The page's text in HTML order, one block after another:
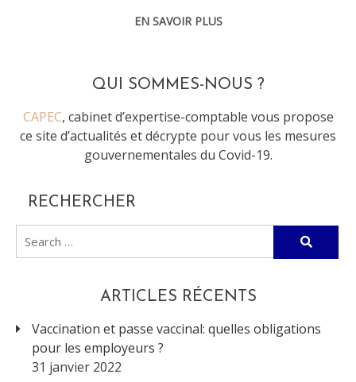
EN SAVOIR PLUS
QUI SOMMES-NOUS ?
CAPEC, cabinet d’expertise-comptable vous propose
ce site d’actualités et décrypte pour vous les mesures
gouvernementales du Covid-19.
RECHERCHER
Search
ARTICLES RÉCENTS
Vaccination et passe vaccinal: quelles obligations
pour les employeurs ?
31 janvier 2022